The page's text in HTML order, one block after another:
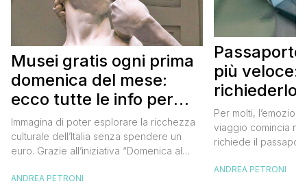
Musei gratis ogni prima
domenica del mese:
ecco tutte le info per
approfittarne
Immagina di poter esplorare la ricchezza
culturale dell’Italia senza spendere un
euro. Grazie all’iniziativa “Domenica al
mano. Ogni prima domenica del mese, tutti
ANDREA PETRONI
più veloce:
richiederlo
Per molti,
viaggio comincia
richiede il
ottenimento di
ANDREA PETRONI